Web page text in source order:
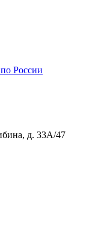
России
д. 33А/47